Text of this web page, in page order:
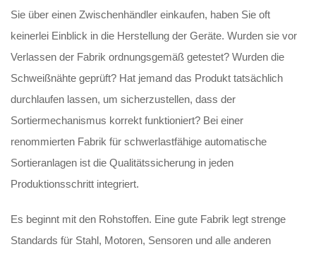
Sie über einen Zwischenhändler einkaufen, haben Sie oft
keinerlei Einblick in die Herstellung der Geräte. Wurden sie vor
Verlassen der Fabrik ordnungsgemäß getestet? Wurden die
Schweißnähte geprüft? Hat jemand das Produkt tatsächlich
durchlaufen lassen, um sicherzustellen, dass der
Sortiermechanismus korrekt funktioniert? Bei einer
renommierten Fabrik für schwerlastfähige automatische
Sortieranlagen ist die Qualitätssicherung in jeden
Produktionsschritt integriert.
Es beginnt mit den Rohstoffen. Eine gute Fabrik legt strenge
Standards für Stahl, Motoren, Sensoren und alle anderen